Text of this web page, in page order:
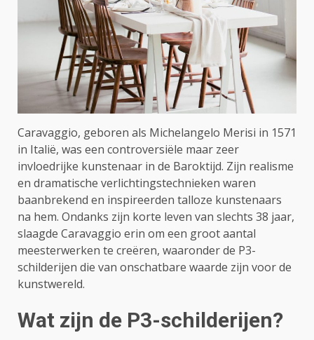
Caravaggio, geboren als Michelangelo Merisi in 1571
in Italië, was een controversiële maar zeer
invloedrijke kunstenaar in de Baroktijd. Zijn realisme
en dramatische verlichtingstechnieken waren
baanbrekend en inspireerden talloze kunstenaars
na hem. Ondanks zijn korte leven van slechts 38 jaar,
slaagde Caravaggio erin om een groot aantal
meesterwerken te creëren, waaronder de P3-
schilderijen die van onschatbare waarde zijn voor de
kunstwereld.
Wat zijn de P3-schilderijen?